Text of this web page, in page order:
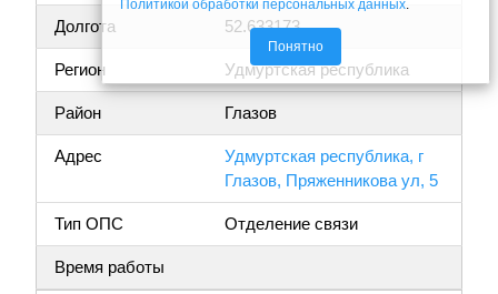
Долгота 52.633173
Регион Удмуртская республика
Район Глазов
Адрес
Удмуртская республика, г
Глазов, Пряженникова ул, 5
Тип ОПС Отделение связи
Время работы
Политикой обработки персональных данных
Понятно